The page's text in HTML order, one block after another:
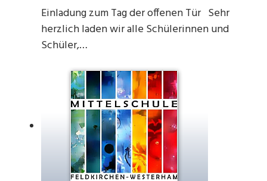
Einladung zum Tag der offenen Tür Sehr
herzlich laden wir alle Schülerinnen und
Schüler,…